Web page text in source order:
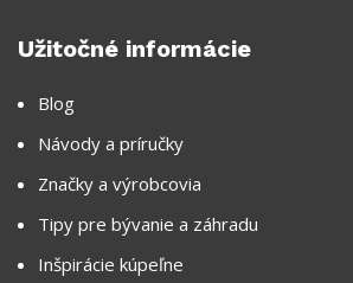
Užitočné informácie
Blog
Návody a príručky
Značky a výrobcovia
Tipy pre bývanie a záhradu
Inšpirácie kúpeľne